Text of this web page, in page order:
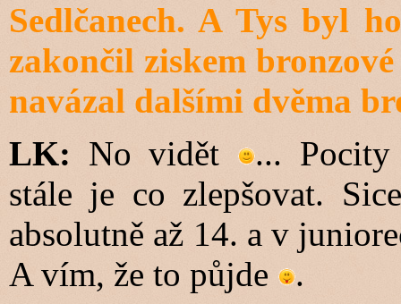
Sedlčanech. A Tys byl
zakončil ziskem
navázal dalšími dvěma
LK: No vidět
... Pocity
stále je co zlepšovat.
absolutně až 14. a v
A vím, že to půjde
.